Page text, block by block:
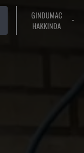
GINDUMAC
HAKKINDA